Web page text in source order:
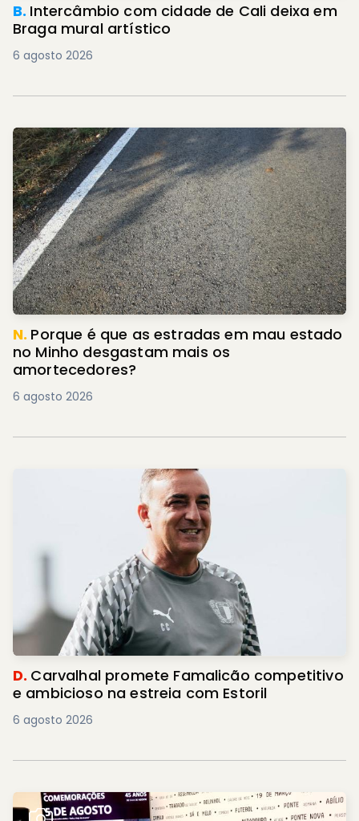
B. Intercâmbio com cidade de Cali deixa em
Braga mural artístico
6 agosto 2026
N. Porque é que as estradas em mau estado
no Minho desgastam mais os
amortecedores?
6 agosto 2026
D. Carvalhal promete Famalicão competitivo
e ambicioso na estreia com Estoril
6 agosto 2026